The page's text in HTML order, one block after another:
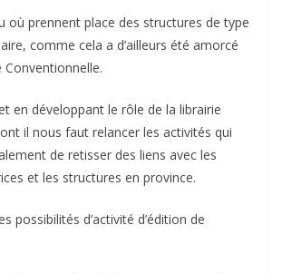
où prennent place des structures de type
comme cela a d’ailleurs été amorcé
Conventionnelle.
en développant le rôle de la librairie
il nous faut relancer les activités qui
de retisser des liens avec les
et les structures en province.
possibilités d’activité d’édition de